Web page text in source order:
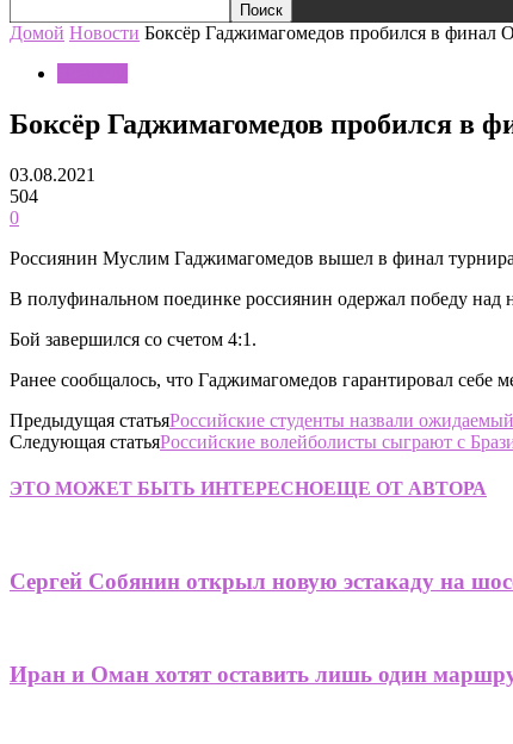
Домой Новости Боксёр Гаджимагомедов пробился в финал
Боксёр Гаджимагомедов пробился в
03.08.2021
504
0
Россиянин Муслим Гаджимагомедов вышел в финал
В полуфинальном поединке россиянин одержал победу
Бой завершился со счетом 4:1.
Ранее сообщалось, что Гаджимагомедов гарантировал себе
Предыдущая статьяРоссийские студенты назвали
Следующая статьяРоссийские волейболисты сыграют с
ЭТО МОЖЕТ БЫТЬ ИНТЕРЕСНОЕЩЕ ОТ АВТОРА
Сергей Собянин открыл новую эстакаду на
Иран и Оман хотят оставить лишь один